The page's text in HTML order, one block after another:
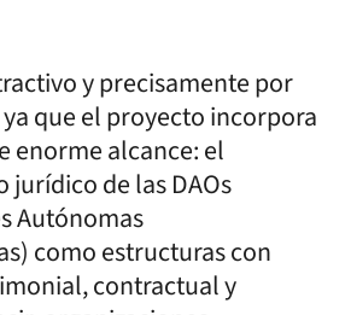
y precisamente por
que el proyecto incorpora
enorme alcance: el
de las DAOs
Autónomas
como estructuras con
contractual y